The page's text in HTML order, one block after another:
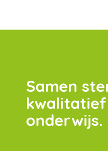
Samen
onderwijs.